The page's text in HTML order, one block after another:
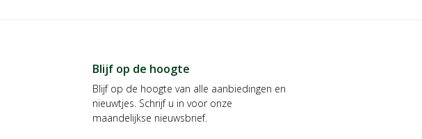
Blijf op de hoogte
Blijf op de hoogte van alle aanbiedingen en
nieuwtjes. Schrijf u in voor onze
maandelijkse nieuwsbrief.